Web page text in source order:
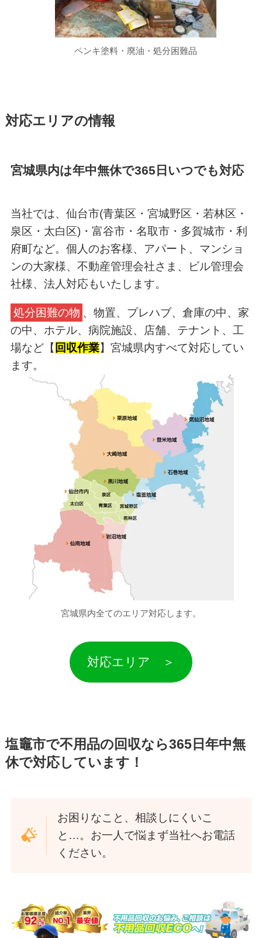
ペンキ塗料・廃油・処分困難品
対応エリアの情報
宮城県内は年中無休で365日いつでも対応
当社では、仙台市(青葉区・宮城野区・若林区・
泉区・太白区)・富谷市・名取市・多賀城市・利
府町など。個人のお客様、アパート、マンショ
ンの大家様、不動産管理会社さま、ビル管理会
社様、法人対応もいたします。
処分困難の物 、物置、プレハブ、倉庫の中、家
の中、ホテル、病院施設、店舗、テナント、工
場など【 回収作業】宮城県内すべて対応してい
ます。
宮城県内全てのエリア対応します。
対応エリア ＞
塩竈市で不用品の回収なら365日年中無
休で対応しています！
お困りなこと、相談しにくいこ
と…。お一人で悩まず当社へお電話
ください。